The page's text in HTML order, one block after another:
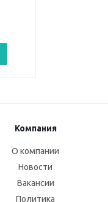
Компания
О компании
Новости
Вакансии
Политика